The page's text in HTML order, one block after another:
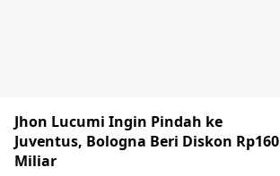
Jhon Lucumi Ingin Pindah ke
Juventus, Bologna Beri Diskon Rp160
Miliar